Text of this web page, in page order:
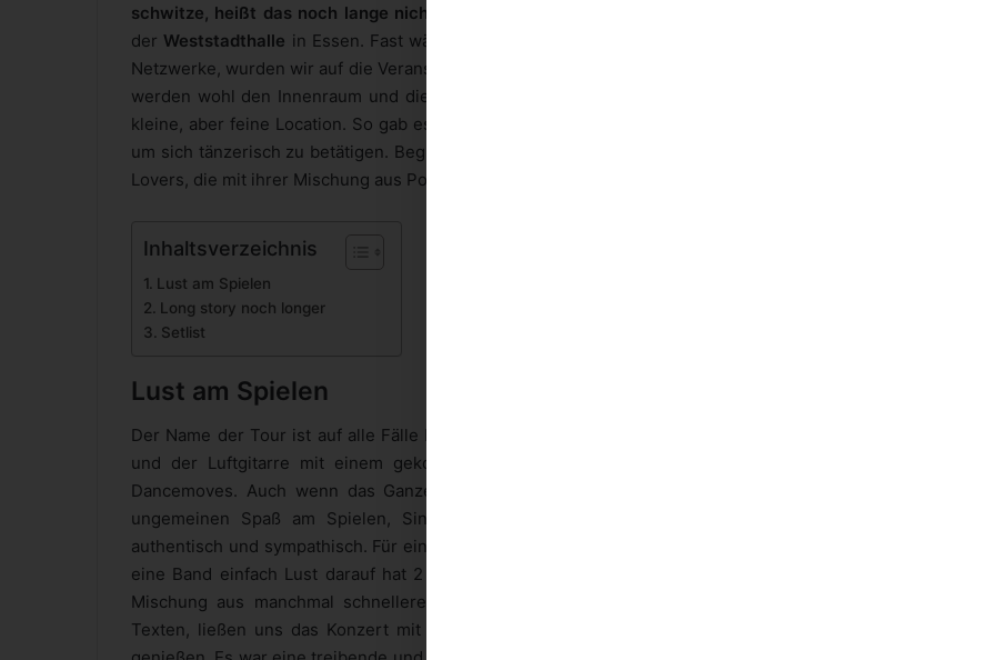
schwitze, heißt das noch lange nicht, dass ich tanzen kann“- Tour
der Weststadthalle in Essen. Fast wäre das Konzert an uns vorbeigegangen. Nur dank der sozialen
Netzwerke, wurden wir auf die Veranstaltung ganz bei uns in der Nähe aufmerksam. Knapp 600 Leute
werden wohl den Innenraum und die Treppen bzw. den „Balkon“ der Eventhalle gefüllt haben. Eine
kleine, aber feine Location. So gab es im Publikum, trotz der gut gefüllten Location, genügend Platz,
um sich tänzerisch zu betätigen. Begleitet wurde das Konzert durch die belgische Band Intergalactic
Lovers, die mit ihrer Mischung aus Pop, Indie und Rock gut ins Vorprogramm passten.
Inhaltsverzeichnis
Lust am Spielen
Long story noch longer
Setlist
Lust am Spielen
Der Name der Tour ist auf alle Fälle Programm. Thees verbindet Ansätze des Schenkelschlagzeugs
und der Luftgitarre mit einem gekonnten Disco-Shuffle und kreiert somit durchaus monströse
Dancemoves. Auch wenn das Ganze nicht immer „glücklich“ aussieht, merkt man ihm doch den
ungemeinen Spaß am Spielen, Singen und auch Tanzen an. Er bleibt auf der dabei einfach
authentisch und sympathisch. Für ein Publikum ist es immer schön zu sehen, dass ein Künstler oder
eine Band einfach Lust darauf hat 2 Stunden auf der Bühne zu stehen und Vollgas zu geben. Die
Mischung aus manchmal schnellerem, manchmal langsamerem Rock’n’Roll und den gefühlvollen
Texten, ließen uns das Konzert mit einem Lachen auf den Lippen und einer Träne in den Augen